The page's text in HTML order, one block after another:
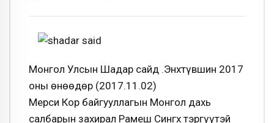
Монгол Улсын Шадар сайд Ө.Энхтүвшин 2017
оны өнөөдөр (2017.11.02)
Мерси Кор байгууллагын Монгол дахь
салбарын захирал Рамеш Сингх тэргүүтэй